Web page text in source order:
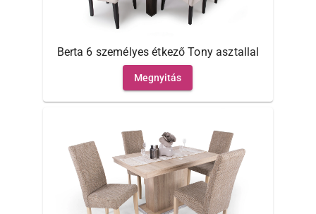
Berta 6 személyes étkező Tony asztallal
Megnyitás